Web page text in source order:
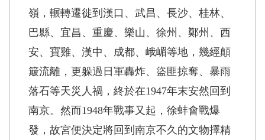
嶺，輾轉遷徙到漢口、武昌、長沙、桂林、
巴縣、宜昌、重慶、樂山、徐州、鄭州、西
安、寶雞、漢中、成都、峨嵋等地，幾經顛
簸流離，更躲過日軍轟炸、盜匪掠奪、暴雨
落石等天災人禍，終於在1947年末安然回到
南京。然而1948年戰事又起，徐蚌會戰爆
發，故宮便決定將回到南京不久的文物擇精